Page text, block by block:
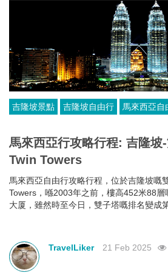
吉隆坡景點 吉隆坡自由行 馬來西亞自
馬來西亞行攻略行程: 吉隆
Twin Towers
馬來西亞自由行攻略行程，位於吉隆坡嘅
Towers，喺2003年之前，樓高452米88
大厦，雖然時至今日，雙子塔嘅排名變成
TravelLiker 21 Feb 2025